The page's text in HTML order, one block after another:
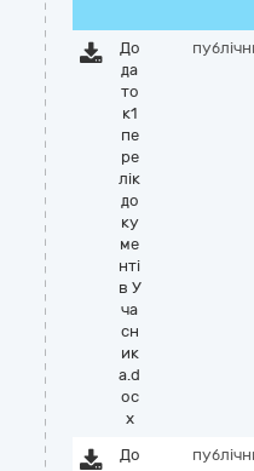
До
да
то
к1
пе
ре
лік
до
ку
ме
нті
в У
ча
сн
ик
а.d
oc
x
До